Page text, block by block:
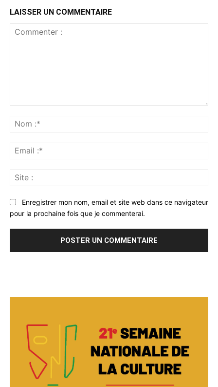
LAISSER UN COMMENTAIRE
:*
:*
:
Enregistrer mon nom, email et site web dans ce navigateur
pour la prochaine fois que je commenterai.